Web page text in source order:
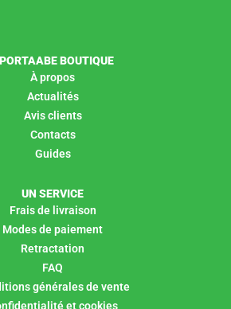
BOUTIQUE
À propos
Actualités
Avis clients
Contacts
Guides
UN SERVICE
Frais de livraison
Modes de paiement
Retractation
FAQ
générales de vente
et cookies